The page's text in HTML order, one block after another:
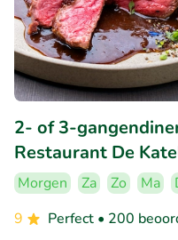
2- of 3-
Restaurant De
Morgen Za Zo Ma
9
Perfect • 200